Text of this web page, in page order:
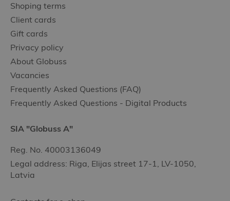
Shoping terms
Client cards
Gift cards
Privacy policy
About Globuss
Vacancies
Frequently Asked Questions (FAQ)
Frequently Asked Questions - Digital Products
SIA "Globuss A"
Reg. No. 40003136049
Legal address: Riga, Elijas street 17-1, LV-1050,
Latvia